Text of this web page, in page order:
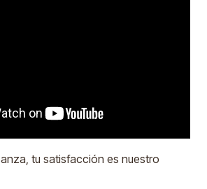
tu satisfacción es nuestro